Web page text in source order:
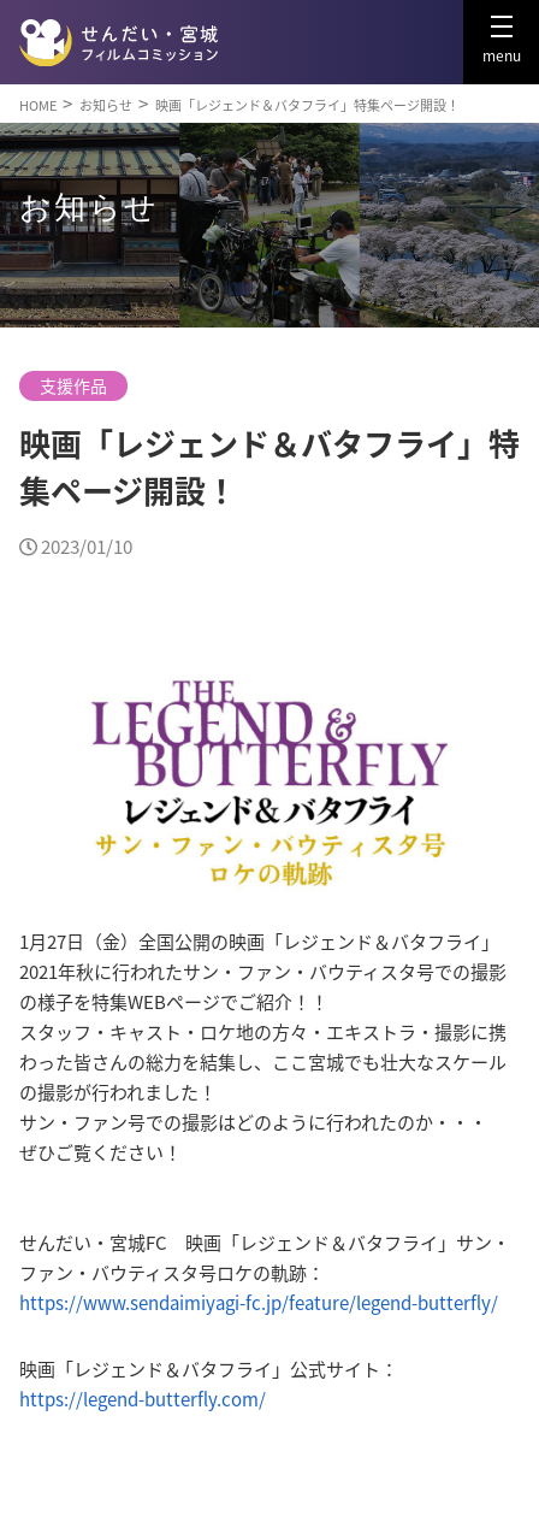
menu
HOME お知らせ 映画「レジェンド＆バタフライ」特集ページ開設！
お知らせ
支援作品
映画「レジェンド＆バタフライ」特
集ページ開設！
2023/01/10
1月27日（金）全国公開の映画「レジェンド＆バタフライ」
2021年秋に行われたサン・ファン・バウティスタ号での撮影
の様子を特集WEBページでご紹介！！
スタッフ・キャスト・ロケ地の方々・エキストラ・撮影に携
わった皆さんの総力を結集し、ここ宮城でも壮大なスケール
の撮影が行われました！
サン・ファン号での撮影はどのように行われたのか・・・
ぜひご覧ください！
せんだい・宮城FC 映画「レジェンド＆バタフライ」サン・
ファン・バウティスタ号ロケの軌跡：
https://www.sendaimiyagi-fc.jp/feature/legend-butterfly/
映画「レジェンド＆バタフライ」公式サイト：
https://legend-butterfly.com/